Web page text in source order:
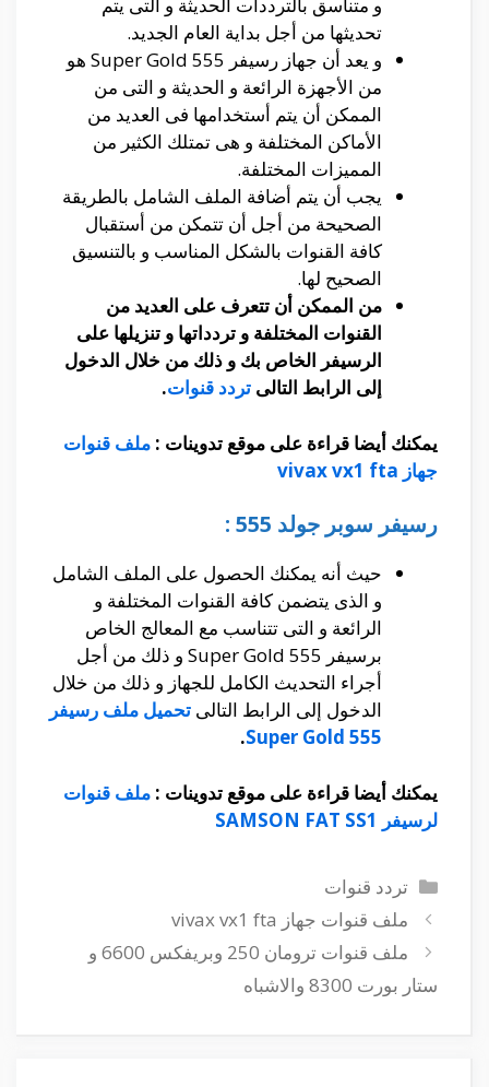
تحديثها من أجل بداية العام الجديد.
و يعد أن جهاز رسيفر Super Gold 555 هو
من الأجهزة الرائعة و الحديثة و التى من
الممكن أن يتم أستخدامها فى العديد من
الأماكن المختلفة و هى تمتلك الكثير من
المميزات المختلفة.
يجب أن يتم أضافة الملف الشامل بالطريقة
الصحيحة من أجل أن تتمكن من أستقبال
كافة القنوات بالشكل المناسب و بالتنسيق
الصحيح لها.
من الممكن أن تتعرف على العديد من
القنوات المختلفة و تردداتها و تنزيلها على
الرسيفر الخاص بك و ذلك من خلال الدخول
إلى الرابط التالى تردد قنوات.
يمكنك أيضا قراءة على موقع تدوينات : ملف قنوات
جهاز vivax vx1 fta
رسيفر سوبر جولد 555 :
حيث أنه يمكنك الحصول على الملف الشامل
و الذى يتضمن كافة القنوات المختلفة و
الرائعة و التى تتناسب مع المعالج الخاص
برسيفر Super Gold 555 و ذلك من أجل
أجراء التحديث الكامل للجهاز و ذلك من خلال
الدخول إلى الرابط التالى تحميل ملف رسيفر
Super Gold 555
.
يمكنك أيضا قراءة على موقع تدوينات : ملف قنوات
لرسيفر SAMSON FAT SS1
التصنيفات
تردد قنوات
ملف قنوات جهاز vivax vx1 fta
ملف قنوات ترومان 250 وبريفكس 6600 و
ستار بورت 8300 والاشباه